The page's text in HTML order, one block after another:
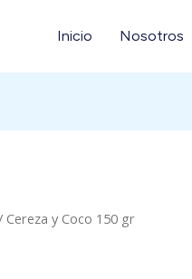
Inicio Nosotros
y Coco 150 gr